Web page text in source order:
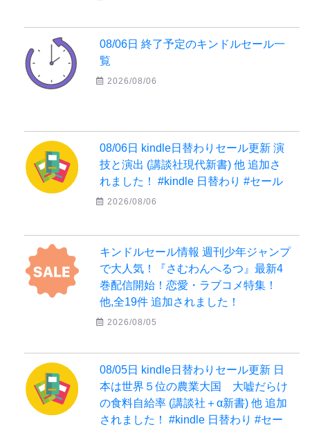
08/06日 終了予定のキンドルセール一
覧
2026/08/06
08/06日 kindle日替わりセール更新 演
技と演出 (講談社現代新書) 他 追加さ
れました！ #kindle 日替わり #セール
2026/08/06
キンドルセール情報 週刊少年ジャンプ
で大人気！『さむわんへるつ』最新4
巻配信開始！恋愛・ラブコメ特集！
他,全19件 追加されました！
2026/08/05
08/05日 kindle日替わりセール更新 日
本は世界５位の農業大国 大嘘だらけ
の食料自給率 (講談社＋α新書) 他 追加
されました！ #kindle 日替わり #セー